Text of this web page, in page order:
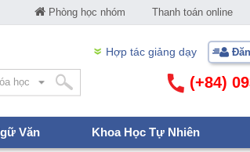
Phòng học nhóm Thanh toán online
Hợp tác giảng dạy
(+84)
Văn Khoa Học Tự Nhiên